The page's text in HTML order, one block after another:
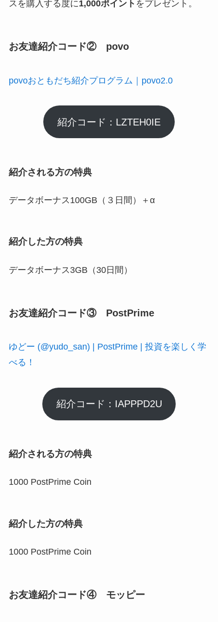
スを購入する度に1,000ポイント をプレゼント。
お友達紹介コード② povo
povoおともだち紹介プログラム｜povo2.0
紹介コード：LZTEH0IE
紹介される方の特典
データボーナス100GB（３日間）＋α
紹介した方の特典
データボーナス3GB（30日間）
お友達紹介コード③ PostPrime
ゆどー (@yudo_san) | PostPrime | 投資を楽しく学
べる！
紹介コード：IAPPPD2U
紹介される方の特典
1000 PostPrime Coin
紹介した方の特典
1000 PostPrime Coin
お友達紹介コード④ モッピー